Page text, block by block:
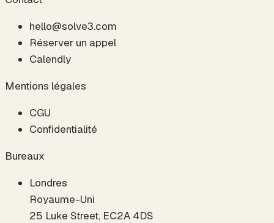
hello@solve3.com
Réserver un appel
Calendly
Mentions légales
CGU
Confidentialité
Bureaux
Londres
Royaume-Uni
25 Luke Street, EC2A 4DS